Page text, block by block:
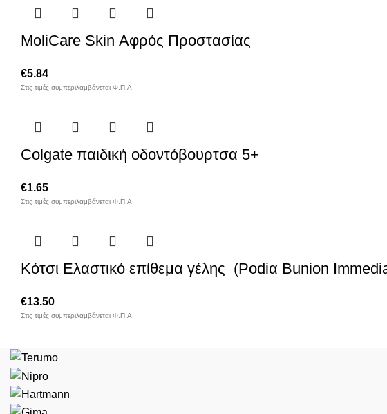
MoliCare Skin Αφρός Προστασίας
€5.84
Στις τιμές συμπεριλαμβάνεται Φ.Π.Α
Colgate παιδική οδοντόβουρτσα 5+
€1.65
Στις τιμές συμπεριλαμβάνεται Φ.Π.Α
Κότσι Ελαστικό επίθεμα γέλης (Podiα Bunion
€13.50
Στις τιμές συμπεριλαμβάνεται Φ.Π.Α